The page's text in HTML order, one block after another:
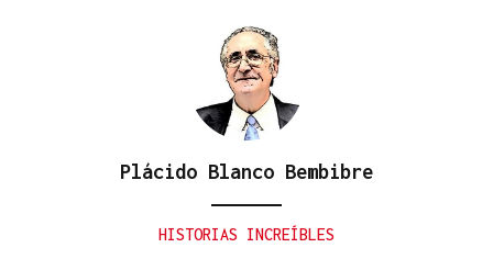
Plácido Blanco Bembibre
HISTORIAS INCREÍBLES